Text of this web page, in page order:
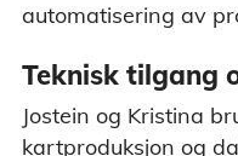
automatisering av
Teknisk tilgang
Jostein og Kristina
kartproduksjon og